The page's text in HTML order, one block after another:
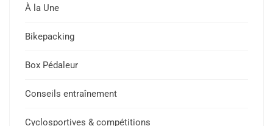
À la Une
Bikepacking
Box Pédaleur
Conseils entraînement
Cyclosportives & compétitions